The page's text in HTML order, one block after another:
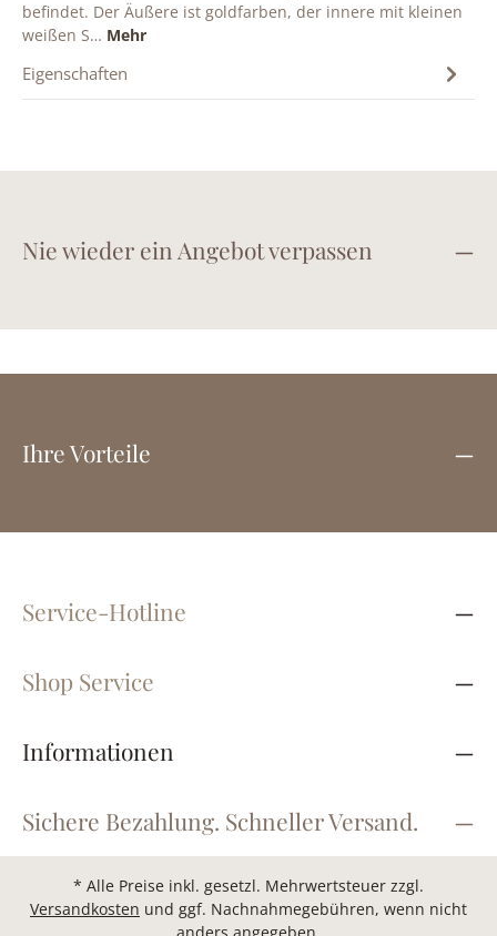
befindet. Der Äußere ist goldfarben, der innere mit kleinen
weißen S… Mehr
Eigenschaften
Nie wieder ein Angebot verpassen
Ihre Vorteile
Service-Hotline
Shop Service
Informationen
Sichere Bezahlung. Schneller Versand.
* Alle Preise inkl. gesetzl. Mehrwertsteuer zzgl.
Versandkosten und ggf. Nachnahmegebühren, wenn nicht